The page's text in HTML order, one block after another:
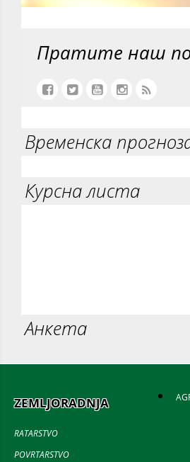
Пратите наш
Временска
Курсна листа
Анкета
ZEMLJORADNJA
RATARSTVO
POVRTARSTVO